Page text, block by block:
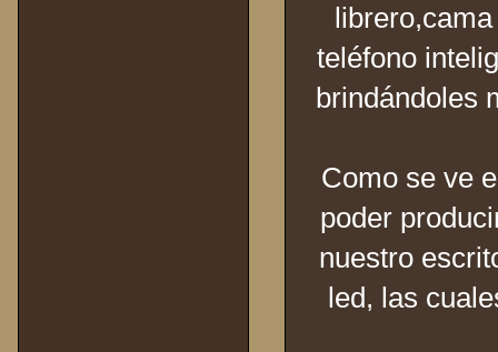
teléfono
brindándoles
Como se ve
poder
nuestro
led, las